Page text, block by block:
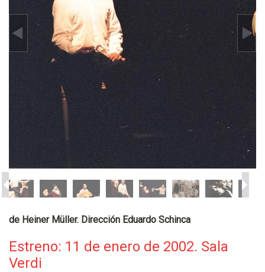
de Heiner Müller. Dirección Eduardo Schinca
Estreno: 11 de enero de 2002. Sala
Verdi